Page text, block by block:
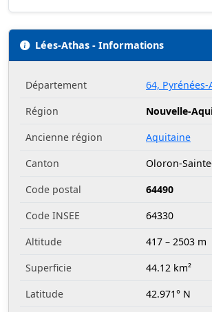
Lées-Athas - Informations
Département
64,
Région
Nouvelle-
Ancienne région
Aquitaine
Canton
Oloron-
Code postal
64490
Code INSEE
64330
Altitude
417 – 2503 m
Superficie
44.12 km²
Latitude
42.971° N